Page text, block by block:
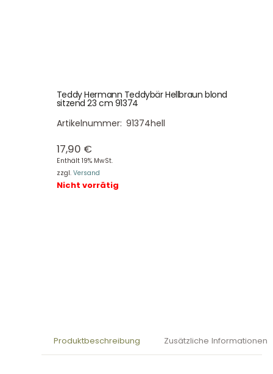
Teddy Hermann Teddybär Hellbraun blond
sitzend 23 cm 91374
Artikelnummer: 91374hell
17,90 €
Enthält 19% MwSt.
zzgl. Versand
Nicht vorrätig
Produktbeschreibung Zusätzliche Informationen